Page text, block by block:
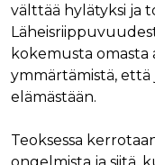
välttää hylätyksi ja
kokemusta
ymmärtämistä,
elämästään.
Teoksessa
ongelmista ja siitä,